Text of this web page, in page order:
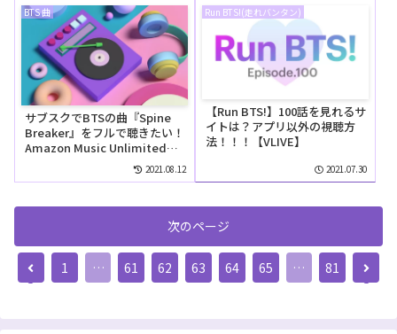
BTS 曲
サブスクでBTSの曲『Spine
Breaker』をフルで聴きたい！
Amazon Music Unlimitedで
2021.08.12
Run BTS!(走れバンタン)
【Run BTS!】100話を見れるサ
イトは？アプリ以外の視聴方
法！！！【VLIVE】
2021.07.30
次のページ
前
1 … 61 62 63 64 65 … 81
次